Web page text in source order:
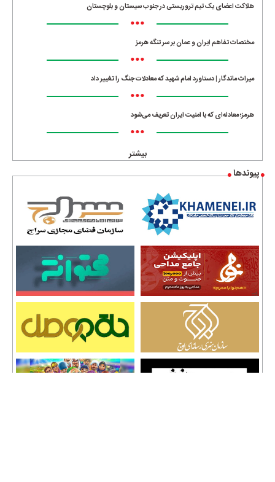
هلاکت اعضای یک تیم تروریستی در جنوب سیستان و بلوچستان
•••
مختصات تفاهم ایران و عمان بر سر تنگه هرمز
•••
میراث ماندگار | دستاورد امام شهید که معادلات جنگ را تغییر داد
•••
هرمز؛ معادله‌ای که با امنیت ایران تعریف می‌شود
•••
بیشتر
پیوندها